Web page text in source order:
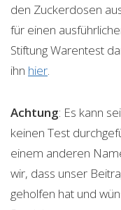
den Zuckerdosen
für einen
Stiftung Warentest
ihn hier.
Achtung: Es kann
keinen Test
einem anderen
wir, dass unser
geholfen hat und